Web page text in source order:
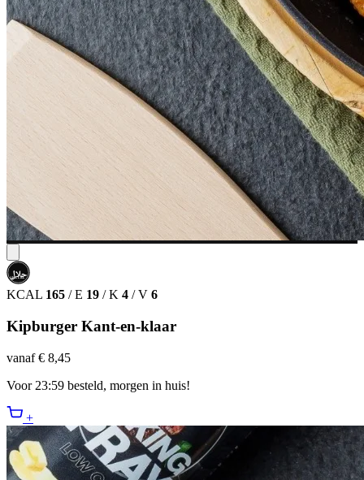
حلال
HALAL
KCAL 165 / E 19 / K 4 / V 6
Kipburger Kant-en-klaar
vanaf € 8,45
Voor 23:59 besteld, morgen in huis!
+